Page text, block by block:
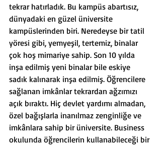
tekrar hatırladık. Bu kampüs abartısız,
dünyadaki en güzel üniversite
kampüslerinden biri. Neredeyse bir tatil
yöresi gibi, yemyeşil, tertemiz, binalar
çok hoş mimariye sahip. Son 10 yılda
inşa edilmiş yeni binalar bile eskiye
sadık kalınarak inşa edilmiş. Öğrencilere
sağlanan imkânlar tekrardan ağzımızı
açık bıraktı. Hiç devlet yardımı almadan,
özel bağışlarla inanılmaz zenginliğe ve
imkânlara sahip bir üniversite. Business
okulunda öğrencilerin kullanabileceği bir